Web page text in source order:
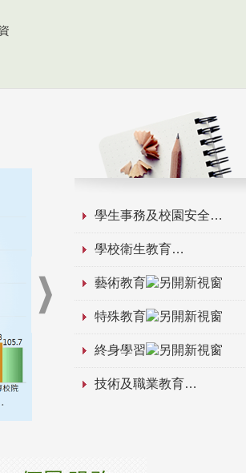
學生事務及校園安全
學校衛生教育
藝術教育
特殊教育
終身學習
技術及職業教育